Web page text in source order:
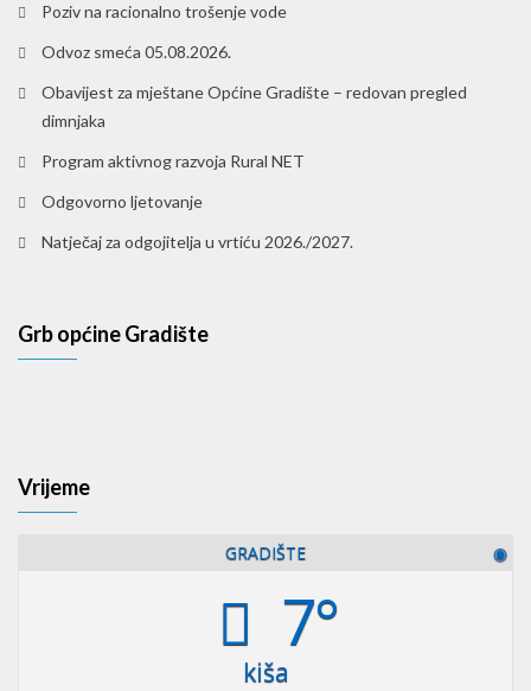
Poziv na racionalno trošenje vode
Odvoz smeća 05.08.2026.
Obavijest za mještane Općine Gradište – redovan pregled
dimnjaka
Program aktivnog razvoja Rural NET
Odgovorno ljetovanje
Natječaj za odgojitelja u vrtiću 2026./2027.
Grb općine Gradište
Vrijeme
GRADIŠTE ◉
7°
kiša